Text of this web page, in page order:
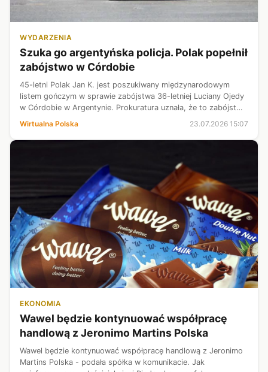
WYDARZENIA
Szuka go argentyńska policja. Polak popełnił
zabójstwo w Córdobie
45-letni Polak Jan K. jest poszukiwany międzynarodowym
listem gończym w sprawie zabójstwa 36-letniej Luciany Ojedy
w Córdobie w Argentynie. Prokuratura uznała, że to zabójstwo
Wirtualna Polska 23.07.2026 15:07
EKONOMIA
Wawel będzie kontynuować współpracę
handlową z Jeronimo Martins Polska
Wawel będzie kontynuować współpracę handlową z Jeronimo
Martins Polska - podała spółka w komunikacie. Jak